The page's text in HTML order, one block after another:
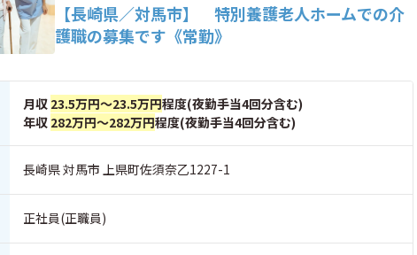
【長崎県／対馬市】 特別養護老人ホームでの介
護職の募集です《常勤》
月収 23.5万円～23.5万円程度(夜勤手当4回分含む)
年収 282万円～282万円程度(夜勤手当4回分含む)
長崎県 対馬市 上県町佐須奈乙1227-1
正社員(正職員)